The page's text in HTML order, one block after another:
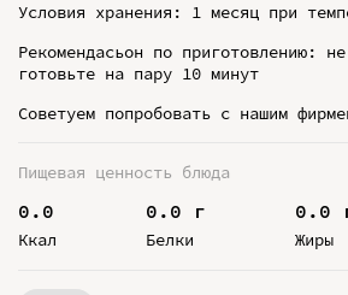
Условия хранения: 1 месяц при
Рекомендасьон по приготовлению:
готовьте на пару 10 минут
Советуем попробовать с нашим
Пищевая ценность блюда
0.0
Ккал
0.0 г
Белки
0.0
Жиры